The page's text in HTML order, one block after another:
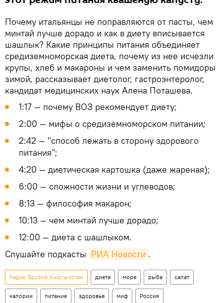
Почему итальянцы не поправляются от пасты, чем
минтай лучше дорадо и как в диету вписывается
шашлык? Какие принципы питания объединяет
средиземноморская диета, почему из нее исчезли
крупы, хлеб и макароны и чем заменить помидоры
зимой, рассказывает диетолог, гастроэнтеролог,
кандидат медицинских наук Алена Поташева.
1:17 — почему ВОЗ рекомендует диету;
2:00 — мифы о средиземноморском питании;
2:42 — "способ лежать в сторону здорового
питания";
4:20 — диетическая картошка (даже жареная);
6:00 — сложности жизни и углеводов;
8:13 — философия макарон;
10:13 — чем минтай лучше дорадо;
12:00 — диета с шашлыком.
Слушайте подкасты РИА Новости .
Радио Sputnik Кыргызстан диета море рыба салат
калории питание здоровье миф Россия